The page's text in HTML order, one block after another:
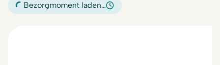
Bezorgmoment laden…